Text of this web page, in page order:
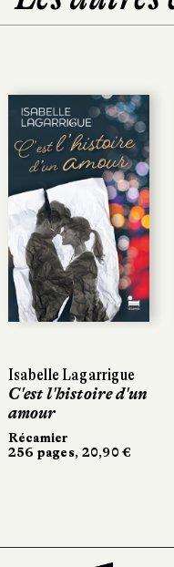
Isabelle Lagarrigue
C'est l'histoire d'un
amour
Récamier
256 pages, 20,90 €
Isabelle Lagarrigue
C'est l'histoire d'un
amour
Récamier
256 pages, 20,90 €